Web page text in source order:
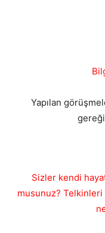
Yapılan
Sizler kendi
musunuz?